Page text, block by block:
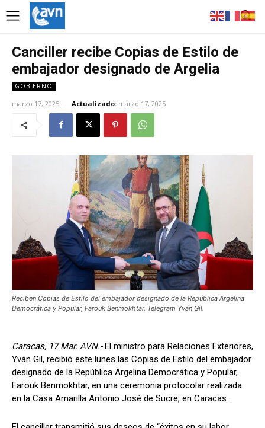
Canciller recibe Copias de Estilo de
embajador designado de Argelia
GOBIERNO
marzo 17, 2025 Actualizado: marzo 17, 2025
Reciben Copias de Estilo del embajador designado de la República Argelina
Democrática y Popular, Farouk Benmokhtar. Telegram Yván Gil.
Caracas, 17 Mar. AVN.-El ministro para Relaciones Exteriores,
Yván Gil, recibió este lunes las Copias de Estilo del embajador
designado de la República Argelina Democrática y Popular,
Farouk Benmokhtar, en una ceremonia protocolar realizada
en la Casa Amarilla Antonio José de Sucre, en Caracas.